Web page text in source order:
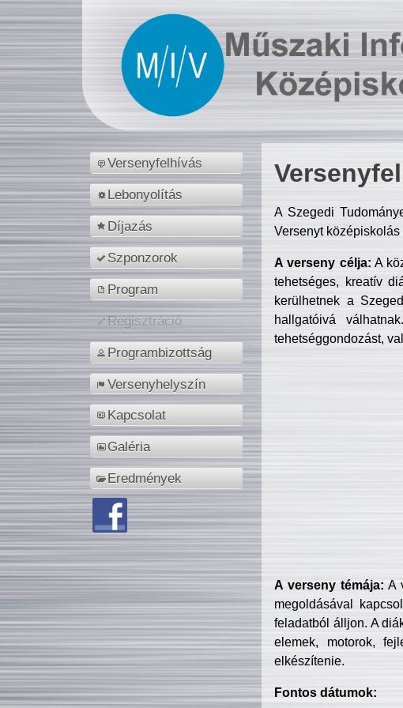
Versenyfelhívás
Lebonyolítás
Díjazás
Szponzorok
Program
Regisztráció
Programbizottság
Versenyhelyszín
Kapcsolat
Galéria
Eredmények
A Szegedi
Versenyt
A verseny célja: A
tehetséges, kreatív
kerülhetnek a
hallgatóivá
tehetséggondozást,
A verseny témája: A
megoldásával
feladatból álljon. A
elemek, motorok,
elkészítenie.
Fontos dátumok: